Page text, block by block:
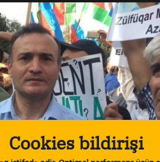
Cookies bildirişi